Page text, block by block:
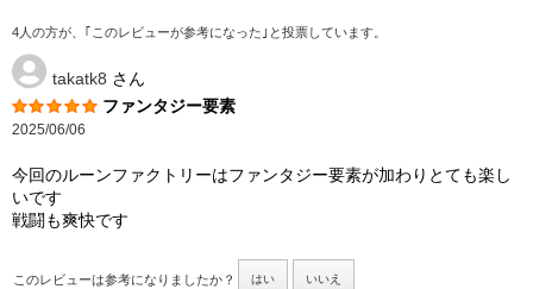
4人の方が、｢このレビューが参考になった｣と投票しています。
takatk8 さん
ファンタジー要素
2025/06/06
今回のルーンファクトリーはファンタジー要素が加わりとても楽し
いです
戦闘も爽快です
このレビューは参考になりましたか？ はい いいえ